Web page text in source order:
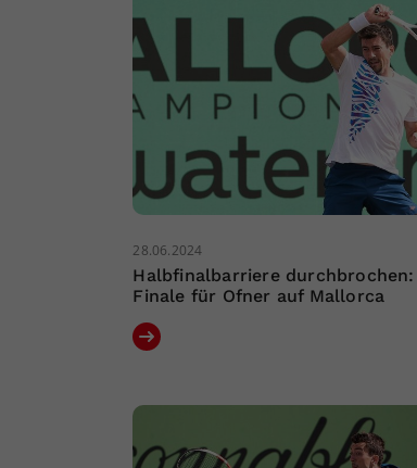
28.06.2024
Halbfinalbarriere durchbrochen:
Finale für Ofner auf Mallorca